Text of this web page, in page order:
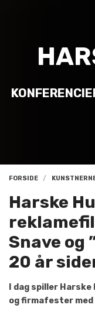
FORSIDE
Harske
Snave og
20 år
I dag spiller
og firmafester